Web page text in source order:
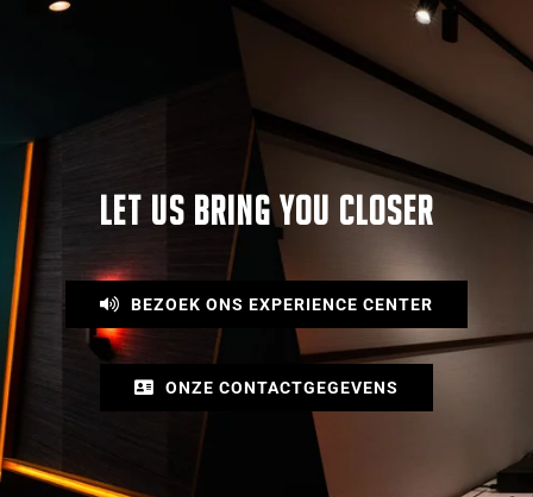
LET US BRING YOU CLOSER
BEZOEK ONS EXPERIENCE CENTER
ONZE CONTACTGEGEVENS